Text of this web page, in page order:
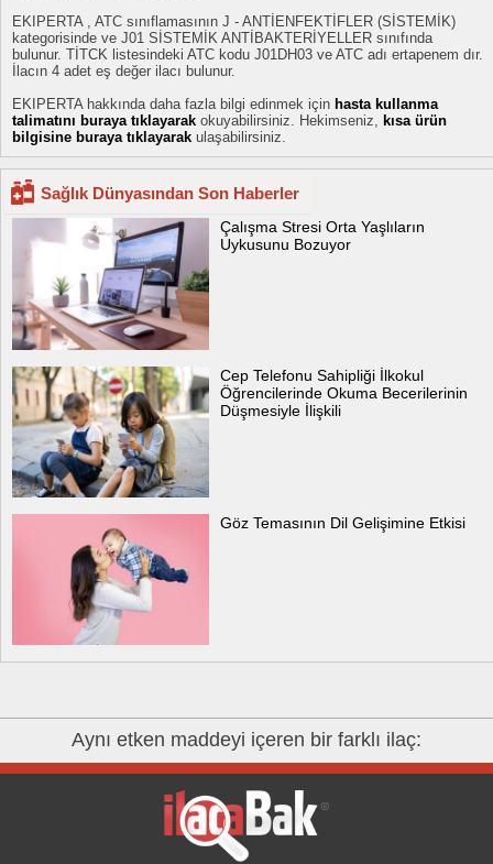
EKIPERTA , ATC sınıflamasının J - ANTİENFEKTİFLER (SİSTEMİK)
kategorisinde ve J01 SİSTEMİK ANTİBAKTERİYELLER sınıfında
bulunur. TİTCK listesindeki ATC kodu J01DH03 ve ATC adı ertapenem dır.
İlacın 4 adet eş değer ilacı bulunur.
EKIPERTA hakkında daha fazla bilgi edinmek için hasta kullanma
talimatını buraya tıklayarak okuyabilirsiniz. Hekimseniz, kısa ürün
bilgisine buraya tıklayarak ulaşabilirsiniz.
Sağlık Dünyasından Son Haberler
Çalışma Stresi Orta Yaşlıların
Uykusunu Bozuyor
Cep Telefonu Sahipliği İlkokul
Öğrencilerinde Okuma Becerilerinin
Düşmesiyle İlişkili
Göz Temasının Dil Gelişimine Etkisi
Aynı etken maddeyi içeren bir farklı ilaç: